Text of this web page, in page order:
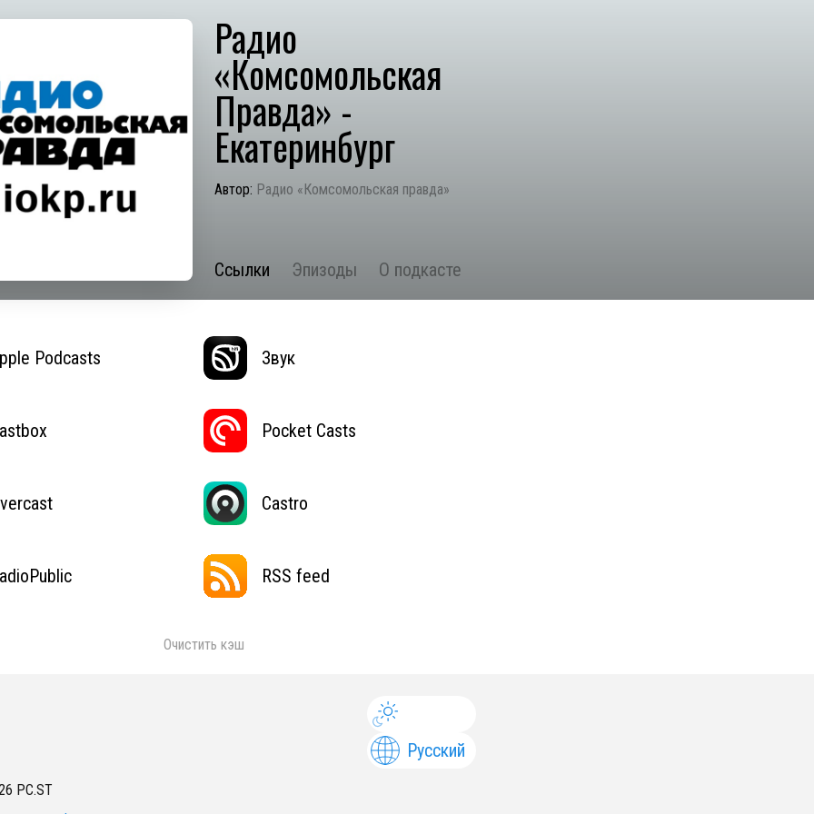
Радио
«Комсомольская
Правда» -
Екатеринбург
Автор: Радио «Комсомольская правда»
Ссылки Эпизоды О подкасте
Podcasts Звук
Pocket Casts
Castro
RSS feed
Очистить кэш
Русский
PC.ST